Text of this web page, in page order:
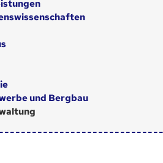
und Bergbau